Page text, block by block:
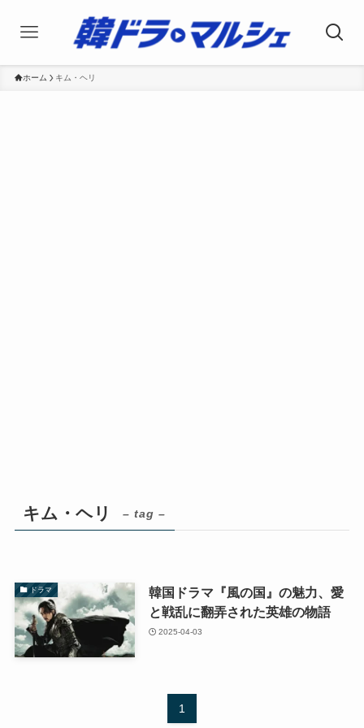
ホーム キム・ヘリ
キム・ヘリ – tag –
ドラマ
韓国ドラマ『風の国』の魅力、愛
と戦乱に翻弄された英雄の物語
2025-04-03
1